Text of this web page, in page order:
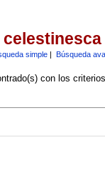
simple| Búsqueda
con los